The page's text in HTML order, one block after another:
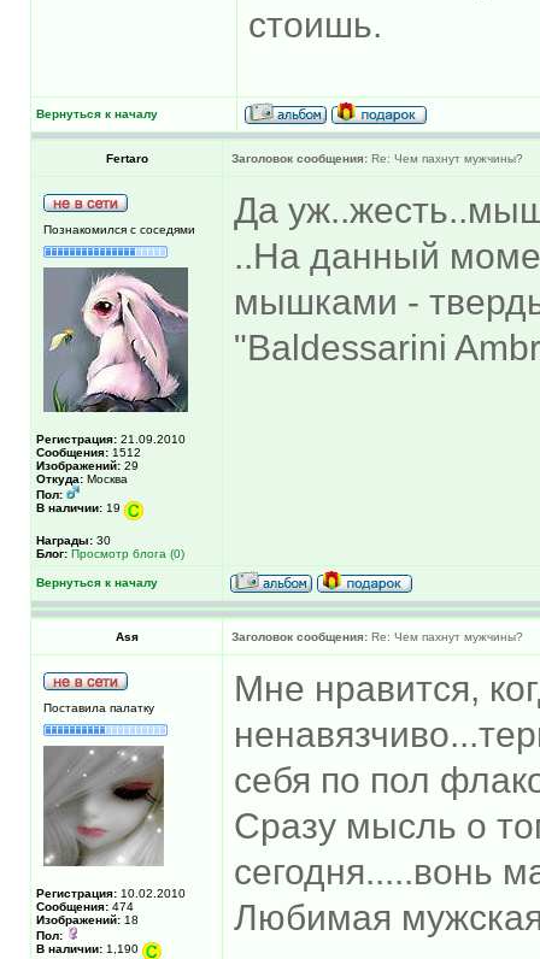
стоишь.
Вернуться к началу
Fertaro Заголовок сообщения: Re: Чем пахнут мужчины?
Познакомился с соседями
Регистрация: 21.09.2010
Сообщения: 1512
Изображений: 29
Откуда: Москва
Пол:
В наличии: 19
Награды: 30
Блог: Просмотр блога (0)
Да
..На данный
мышками -
"Baldessarini
Вернуться к началу
Asя Заголовок сообщения: Re: Чем пахнут мужчины?
Поставила палатку
Регистрация: 10.02.2010
Сообщения: 474
Изображений: 18
Пол:
В наличии: 1,190
Мне нравится,
себя по пол
Сразу мысль о
сегодня.....вонь
Любимая